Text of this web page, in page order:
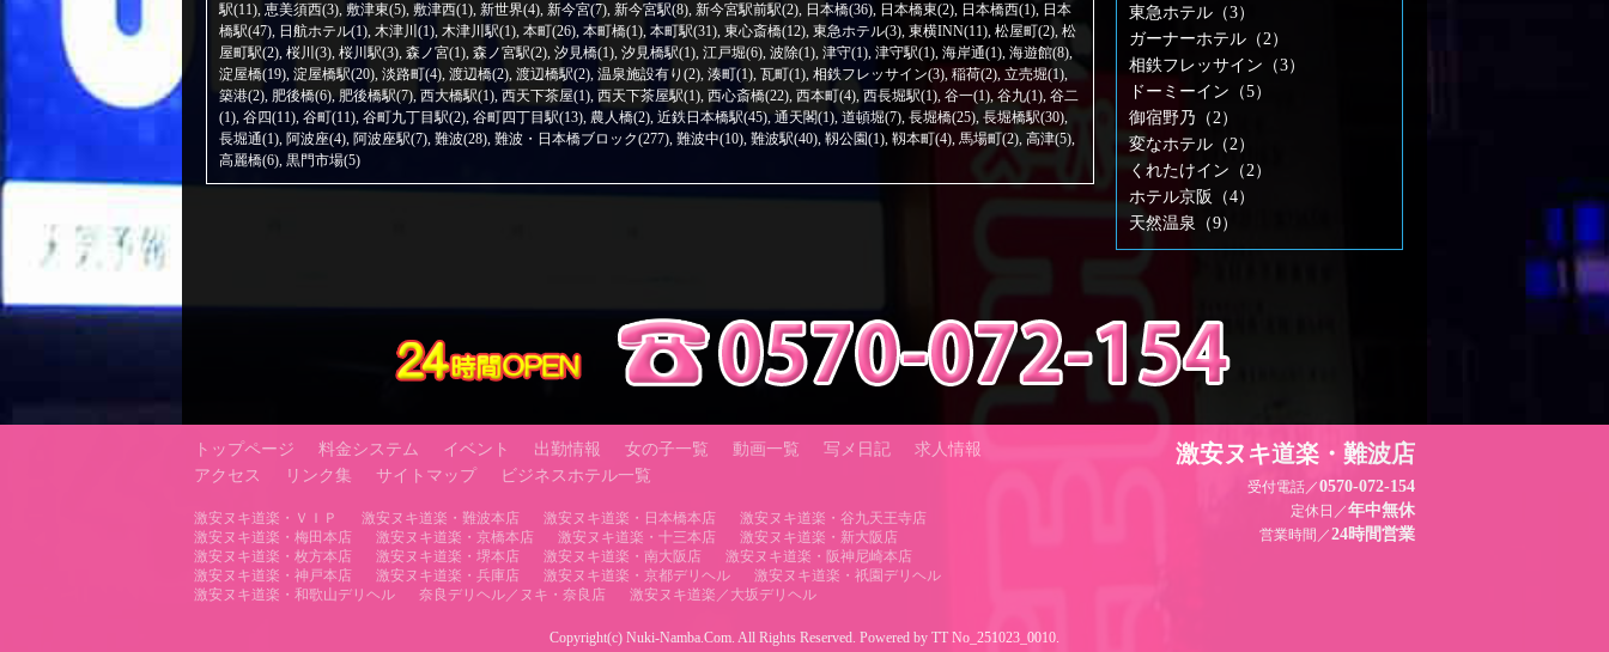
駅(11), 恵美須西(3), 敷津東(5), 敷津西(1), 新世界(4), 新今宮(7), 新今宮駅(8), 新今宮駅前駅(2), 日本橋(36), 日本橋東(2), 日本橋西(1), 日本
橋駅(47), 日航ホテル(1), 木津川(1), 木津川駅(1), 本町(26), 本町橋(1), 本町駅(31), 東心斎橋(12), 東急ホテル(3), 東横INN(11), 松屋町(2), 松
屋町駅(2), 桜川(3), 桜川駅(3), 森ノ宮(1), 森ノ宮駅(2), 汐見橋(1), 汐見橋駅(1), 江戸堀(6), 波除(1), 津守(1), 津守駅(1), 海岸通(1), 海遊館(8),
淀屋橋(19), 淀屋橋駅(20), 淡路町(4), 渡辺橋(2), 渡辺橋駅(2), 温泉施設有り(2), 湊町(1), 瓦町(1), 相鉄フレッサイン(3), 稲荷(2), 立売堀(1),
築港(2), 肥後橋(6), 肥後橋駅(7), 西大橋駅(1), 西天下茶屋(1), 西天下茶屋駅(1), 西心斎橋(22), 西本町(4), 西長堀駅(1), 谷一(1), 谷九(1), 谷二
(1), 谷四(11), 谷町(11), 谷町九丁目駅(2), 谷町四丁目駅(13), 農人橋(2), 近鉄日本橋駅(45), 通天閣(1), 道頓堀(7), 長堀橋(25), 長堀橋駅(30),
長堀通(1), 阿波座(4), 阿波座駅(7), 難波(28), 難波・日本橋ブロック(277), 難波中(10), 難波駅(40), 靱公園(1), 靱本町(4), 馬場町(2), 高津(5),
高麗橋(6), 黒門市場(5)
東急ホテル（3）
ガーナーホテル（2）
相鉄フレッサイン（3）
ドーミーイン（5）
御宿野乃（2）
変なホテル（2）
くれたけイン（2）
ホテル京阪（4）
天然温泉（9）
トップページ 料金システム イベント 出勤情報 女の子一覧 動画一覧 写メ日記
求人情報
アクセス
リンク集 サイトマップ ビジネスホテル一覧
激安ヌキ道楽・ＶＩＰ 激安ヌキ道楽・難波本店 激安ヌキ道楽・日本橋本店
激安ヌキ道楽・谷九天王寺店
激安ヌキ道楽・梅田本店
激安ヌキ道楽・京橋本店 激安ヌキ道楽・十三本店
激安ヌキ道楽・新大阪店
激安ヌキ道楽・枚方本店
激安ヌキ道楽・堺本店 激安ヌキ道楽・南大阪店
激安ヌキ道楽・阪神尼崎本店
激安ヌキ道楽・神戸本店
激安ヌキ道楽・兵庫店 激安ヌキ道楽・京都デリヘル
激安ヌキ道楽・祇園デリヘル
激安ヌキ道楽・和歌山デリヘル
奈良デリヘル／ヌキ・奈良店 激安ヌキ道楽／大坂デリヘル
激安ヌキ道楽・難波店
受付電話／0570-072-154
定休日／年中無休
営業時間／24時間営業
Copyright(c) Nuki-Namba.Com. All Rights Reserved. Powered by TT No_251023_0010.